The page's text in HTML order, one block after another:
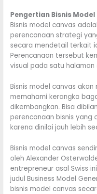
Pengertian Bisnis
Bisnis model canvas
perencanaan strategi
secara mendetail terkait
Perencanaan tersebut
visual pada satu halaman
Bisnis model canvas
memahami kerangka
dikembangkan. Bisa
perencanaan bisnis yang
karena dinilai jauh lebih
Bisnis model canvas
oleh Alexander
entrepreneur asal Swiss
judul Business Model
bisnis model canvas